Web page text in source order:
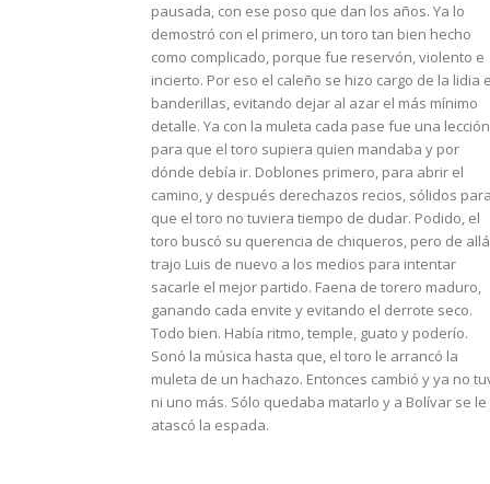
pausada, con ese poso que dan los años. Ya lo
demostró con el primero, un toro tan bien hecho
como complicado, porque fue reservón, violento e
incierto. Por eso el caleño se hizo cargo de la lidia
banderillas, evitando dejar al azar el más mínimo
detalle. Ya con la muleta cada pase fue una lección
para que el toro supiera quien mandaba y por
dónde debía ir. Doblones primero, para abrir el
camino, y después derechazos recios, sólidos para
que el toro no tuviera tiempo de dudar. Podido, el
toro buscó su querencia de chiqueros, pero de
trajo Luis de nuevo a los medios para intentar
sacarle el mejor partido. Faena de torero maduro,
ganando cada envite y evitando el derrote seco.
Todo bien. Había ritmo, temple, guato y poderío.
Sonó la música hasta que, el toro le arrancó la
muleta de un hachazo. Entonces cambió y ya no
ni uno más. Sólo quedaba matarlo y a Bolívar se le
atascó la espada.